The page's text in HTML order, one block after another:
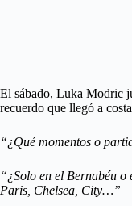
El sábado, Luka Modric
recuerdo que llegó a
“¿Qué momentos o
“¿Solo en el Bernabéu
Paris, Chelsea, City…”